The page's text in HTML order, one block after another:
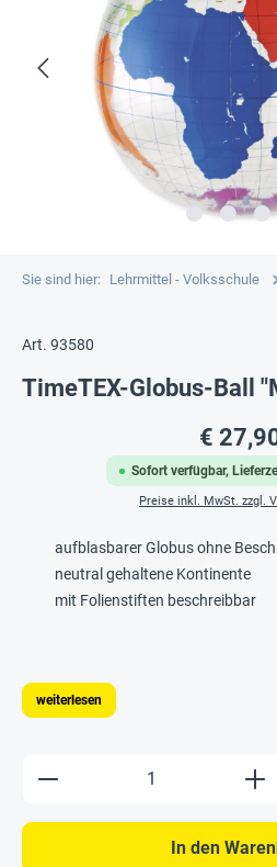
Sie sind hier: Lehrmittel - Volksschule
Art. 93580
TimeTEX-Globus-Ball
Sofort verfügbar,
€
Preise inkl. MwSt. zzgl.
aufblasbarer Globus ohne
neutral gehaltene Kontinente
mit Folienstiften beschreibbar
weiterlesen
Produkt Anzahl: Gib
In den